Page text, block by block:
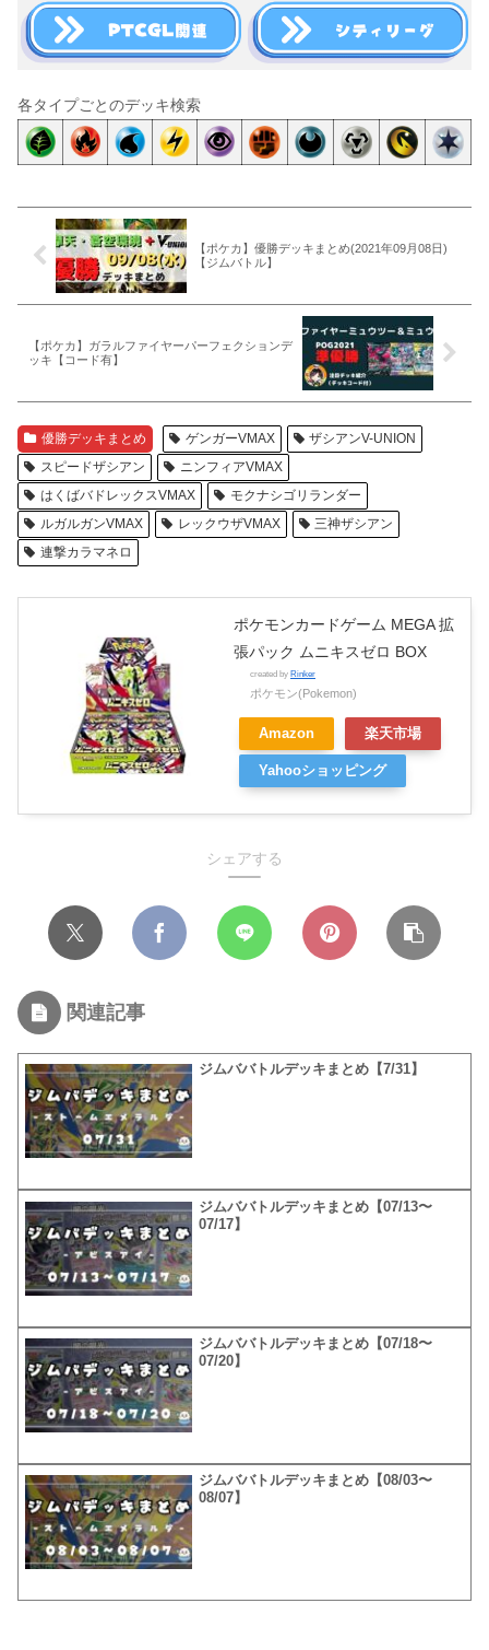
各タイプごとのデッキ検索
【ポケカ】優勝デッキまとめ(2021年09月08日)
【ジムバトル】
【ポケカ】ガラルファイヤーパーフェクションデ
ッキ【コード有】
優勝デッキまとめ ゲンガーVMAX
ザシアンV-UNION
スピードザシアン
ニンフィアVMAX
はくばバドレックスVMAX
モクナシゴリランダー
ルガルガンVMAX
レックウザVMAX
三神ザシアン
連撃カラマネロ
ポケモンカードゲーム MEGA 拡
張パック ムニキスゼロ BOX
created by Rinker
ポケモン(Pokemon)
Amazon 楽天市場
Yahooショッピング
シェアする
関連記事
ジムババトルデッキまとめ【7/31】
ジムババトルデッキまとめ【07/13〜
07/17】
ジムババトルデッキまとめ【07/18〜
07/20】
ジムババトルデッキまとめ【08/03〜
08/07】